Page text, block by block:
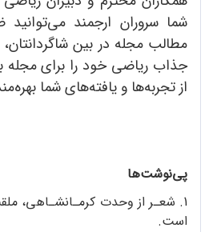
شما سروران ارجمند
مطالب مجله در بین
جذاب ریاضی خود را برای مجله
از تجربه‌ها و یافته‌های شما
پی‌نوشت‌ها
1. شعـر از وحدت کرمـانشـاهی،
است.